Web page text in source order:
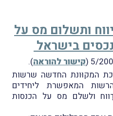
ותשלום מס על
בישראל
קישור להוראה).
המקוּונת החדשה שרשות
המאפשרת ליחידים
ולשלם מס על הכנסות